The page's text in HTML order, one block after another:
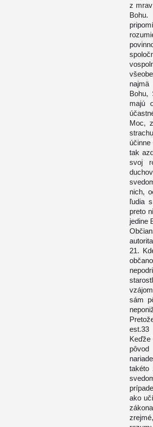
z
Bohu,
majú
Moc,
tak
svoj
nich,
ľudia
preto
jedine
21.
sám
est.33
takéto
ako